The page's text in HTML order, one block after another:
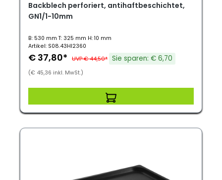
Backblech perforiert, antihaftbeschichtet,
GN1/1-10mm
B: 530 mm T: 325 mm H: 10 mm
Artikel: S08.43HI2360
€ 37,80* UVP € 44,50* Sie sparen: € 6,70
(€ 45,36 inkl. MwSt.)